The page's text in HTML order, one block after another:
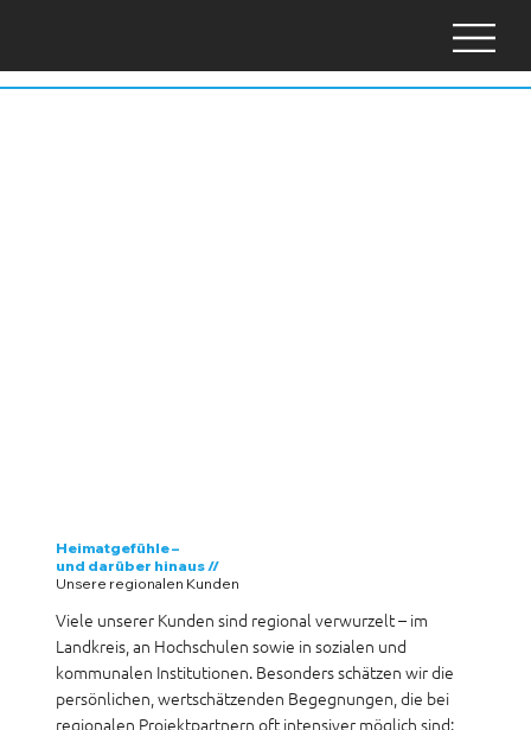
Heimatgefühle –
und darüber hinaus//
Unsere regionalen Kunden
Viele unserer Kunden sind regional verwurzelt – im
Landkreis, an Hochschulen sowie in sozialen und
kommunalen Institutionen. Besonders schätzen wir die
persönlichen, wertschätzenden Begegnungen, die bei
regionalen Projektpartnern oft intensiver möglich sind: